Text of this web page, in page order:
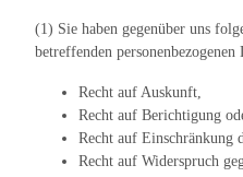
(1) Sie haben gegenüber uns
betreffenden personenbezogenen
Recht auf Auskunft,
Recht auf Berichtigung
Recht auf Einschränkung
Recht auf Widerspruch